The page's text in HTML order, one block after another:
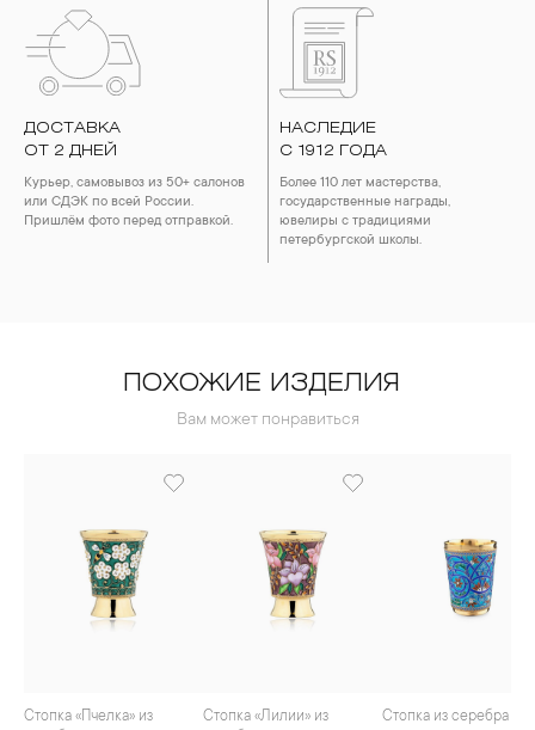
ДОСТАВКА
ОТ 2 ДНЕЙ
Курьер, самовывоз из 50+ салонов
или СДЭК по всей России.
Пришлём фото перед отправкой.
НАСЛЕДИЕ
С 1912 ГОДА
Более 110 лет мастерства,
государственные награды,
ювелиры с традициями
петербургской школы.
ПОХОЖИЕ ИЗДЕЛИЯ
Вам может понравиться
Стопка «Пчелка» из
Стопка «Лилии» из
Стопка из серебра